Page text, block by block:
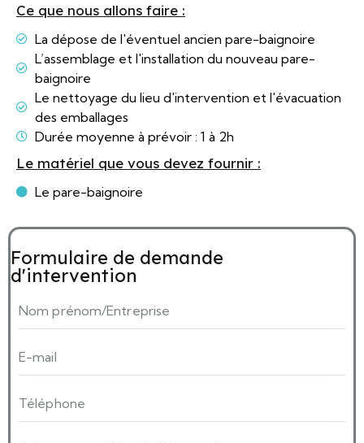
Ce que nous allons faire :
La dépose de l'éventuel ancien pare-baignoire
L’assemblage et l'installation du nouveau pare-
baignoire
Le nettoyage du lieu d'intervention et l'évacuation
des emballages
Durée moyenne à prévoir : 1 à 2h
Le matériel que vous devez fournir :
Le pare-baignoire
Formulaire de demande
d'intervention